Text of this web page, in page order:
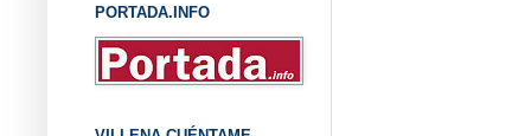
PORTADA.INFO